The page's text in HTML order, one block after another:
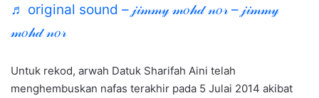
♬ original sound – 𝒿𝒾𝓂𝓂𝓎 𝓂𝑜𝒽𝒹 𝓃𝑜𝓇 – 𝒿𝒾𝓂𝓂𝓎
𝓂𝑜𝒽𝒹 𝓃𝑜𝓇
Untuk rekod, arwah Datuk Sharifah Aini telah
menghembuskan nafas terakhir pada 5 Julai 2014 akibat